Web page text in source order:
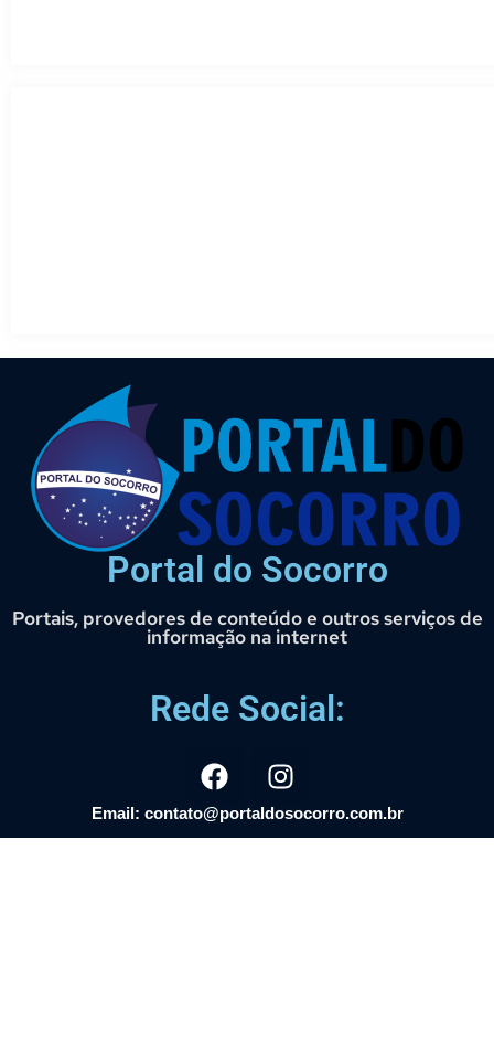
Portal do Socorro
Portais, provedores de conteúdo e outros serviços de
informação na internet
Rede Social:
Email: contato@portaldosocorro.com.br